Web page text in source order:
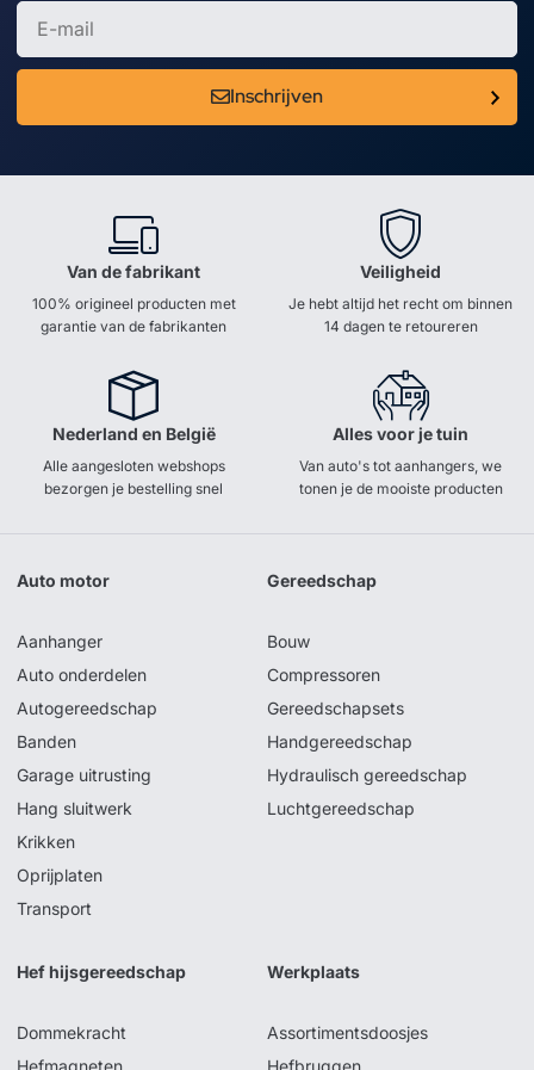
Inschrijven
Van de fabrikant
100% origineel producten met
garantie van de fabrikanten
Veiligheid
Je hebt altijd het recht om binnen
14 dagen te retoureren
Nederland en België
Alle aangesloten webshops
bezorgen je bestelling snel
Alles voor je tuin
Van auto's tot aanhangers, we
tonen je de mooiste producten
Auto motor
Aanhanger
Auto onderdelen
Autogereedschap
Banden
Garage uitrusting
Hang sluitwerk
Krikken
Oprijplaten
Transport
Gereedschap
Bouw
Compressoren
Gereedschapsets
Handgereedschap
Hydraulisch gereedschap
Luchtgereedschap
Hef hijsgereedschap
Dommekracht
Hefmagneten
Werkplaats
Assortimentsdoosjes
Hefbruggen